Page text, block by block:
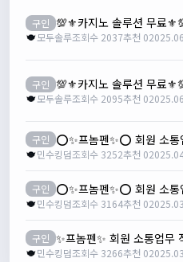
구인
모두솔루조회수 2037추천 0
구인
모두솔루조회수 2095추천 0
구인 ⭕️✨프놈펜✨⭕️ 회원 소
민수킹덤조회수 3252추천 0
구인 ⭕️✨프놈펜✨⭕️ 회원 소
민수킹덤조회수 3164추천 0
구인 ✨프놈펜✨ 회원 소통업무
민수킹덤조회수 3266추천 0